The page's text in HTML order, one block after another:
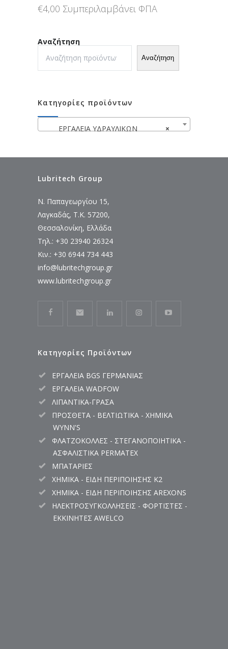
€4,00 Συμπεριλαμβάνει ΦΠΑ
Αναζήτηση
Αναζήτηση
Κατηγορίες προϊόντων
×
ΕΡΓΑΛΕΙΑ ΥΔΡΑΥΛΙΚΩΝ
Lubritech Group
Ν. Παπαγεωργίου 15,
Λαγκαδάς, Τ.Κ. 57200,
Θεσσαλονίκη, Ελλάδα
Τηλ.: +30 23940 26324
Κιν.: +30 6944 734 443
info@lubritechgroup.gr
www.lubritechgroup.gr
Κατηγορίες Προϊόντων
ΕΡΓΑΛΕΙΑ BGS ΓΕΡΜΑΝΙΑΣ
ΕΡΓΑΛΕΙΑ WADFOW
ΛΙΠΑΝΤΙΚΑ-ΓΡΑΣΑ
ΠΡΟΣΘΕΤΑ - ΒΕΛΤΙΩΤΙΚΑ - ΧΗΜΙΚΑ
WYNN'S
ΦΛΑΤΖΟΚΟΛΛΕΣ - ΣΤΕΓΑΝΟΠΟΙΗΤΙΚΑ -
ΑΣΦΑΛΙΣΤΙΚΑ PERMATEX
ΜΠΑΤΑΡΙΕΣ
ΧΗΜΙΚΑ - ΕΙΔΗ ΠΕΡΙΠΟΙΗΣΗΣ K2
ΧΗΜΙΚΑ - ΕΙΔΗ ΠΕΡΙΠΟΙΗΣΗΣ AREXONS
ΗΛΕΚΤΡΟΣΥΓΚΟΛΛΗΣΕΙΣ - ΦΟΡΤΙΣΤΕΣ -
ΕΚΚΙΝΗΤΕΣ AWELCO